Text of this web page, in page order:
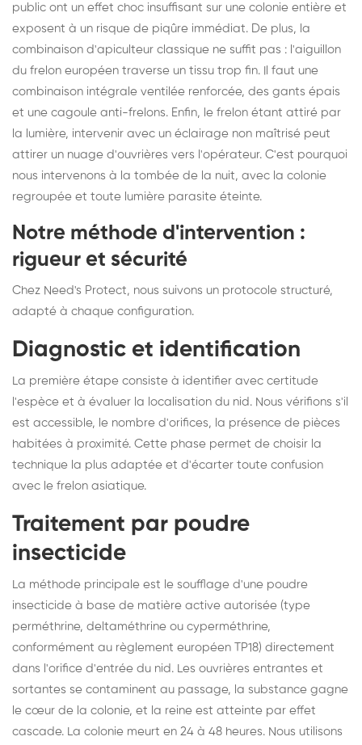
public ont un effet choc insuffisant sur une colonie entière et
exposent à un risque de piqûre immédiat. De plus, la
combinaison d'apiculteur classique ne suffit pas : l'aiguillon
du frelon européen traverse un tissu trop fin. Il faut une
combinaison intégrale ventilée renforcée, des gants épais
et une cagoule anti-frelons. Enfin, le frelon étant attiré par
la lumière, intervenir avec un éclairage non maîtrisé peut
attirer un nuage d'ouvrières vers l'opérateur. C'est pourquoi
nous intervenons à la tombée de la nuit, avec la colonie
regroupée et toute lumière parasite éteinte.
Notre méthode d'intervention :
rigueur et sécurité
Chez Need's Protect, nous suivons un protocole structuré,
adapté à chaque configuration.
Diagnostic et identification
La première étape consiste à identifier avec certitude
l'espèce et à évaluer la localisation du nid. Nous vérifions s'il
est accessible, le nombre d'orifices, la présence de pièces
habitées à proximité. Cette phase permet de choisir la
technique la plus adaptée et d'écarter toute confusion
avec le frelon asiatique.
Traitement par poudre
insecticide
La méthode principale est le soufflage d'une poudre
insecticide à base de matière active autorisée (type
perméthrine, deltaméthrine ou cyperméthrine,
conformément au règlement européen TP18) directement
dans l'orifice d'entrée du nid. Les ouvrières entrantes et
sortantes se contaminent au passage, la substance gagne
le cœur de la colonie, et la reine est atteinte par effet
cascade. La colonie meurt en 24 à 48 heures. Nous utilisons